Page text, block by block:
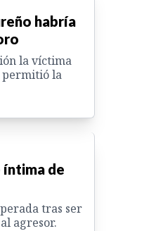
habría
la víctima
permitió la
íntima de
tras ser
agresor.